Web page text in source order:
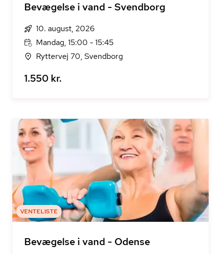
Bevægelse i vand - Svendborg
10. august, 2026
Mandag, 15:00 - 15:45
Ryttervej 70, Svendborg
1.550 kr.
VENTELISTE
Bevægelse i vand - Odense